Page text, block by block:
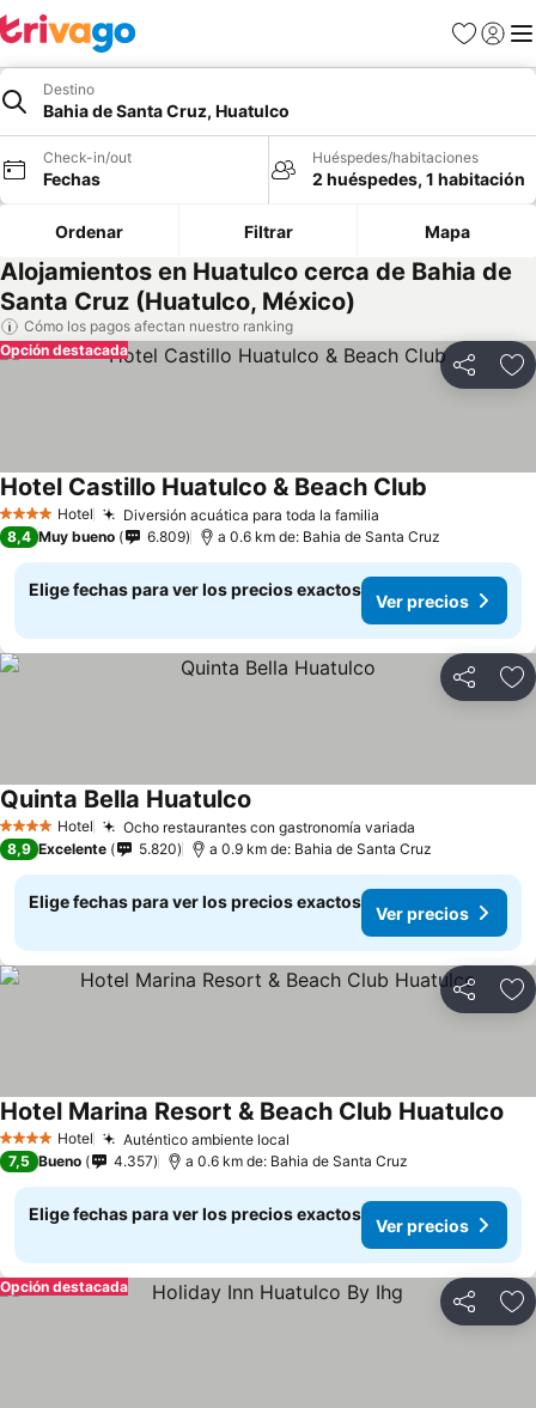
Favoritos
Iniciar
Destino
Bahia de Santa Cruz, Huatulco
Check-in/out
Fechas
Huéspedes/habitaciones
2 huéspedes, 1 habitación
Ordenar Filtrar Mapa
Alojamientos en Huatulco cerca de Bahia de
Santa Cruz (Huatulco, México)
Cómo los pagos afectan nuestro ranking
Compartir
Opción destacada
4 EstrellasHotel Diversión acuática para toda la familia
Hotel Castillo Huatulco & Beach Club
8,4 Muy bueno 6.809 a 0.6 km de: Bahia de Santa Cruz
Elige fechas para ver los precios exactos
Ver precios
Compartir
4 EstrellasHotel Ocho restaurantes con gastronomía variada
Quinta Bella Huatulco
8,9 Excelente 5.820 a 0.9 km de: Bahia de Santa Cruz
Elige fechas para ver los precios exactos
Ver precios
Compartir
4 EstrellasHotel Auténtico ambiente local
Hotel Marina Resort & Beach Club Huatulco
7,5 Bueno 4.357 a 0.6 km de: Bahia de Santa Cruz
Elige fechas para ver los precios exactos
Ver precios
Compartir
Opción destacada